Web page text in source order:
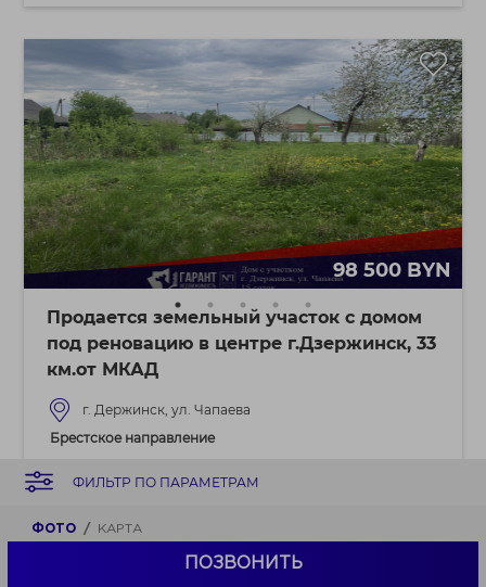
ФИЛЬТР ПО ПАРАМЕТРАМ
ФОТО КАРТА
ПОЗВОНИТЬ
98 500 BYN
Продается земельный участок с домом
под реновацию в центре г.Дзержинск, 33
км.от МКАД
г. Держинск, ул. Чапаева
Брестское направление